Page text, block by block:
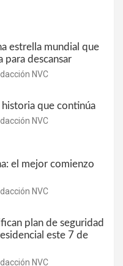
estrella mundial que
para descansar
NVC
que continúa
NVC
el mejor comienzo
NVC
plan de seguridad
este 7 de
NVC